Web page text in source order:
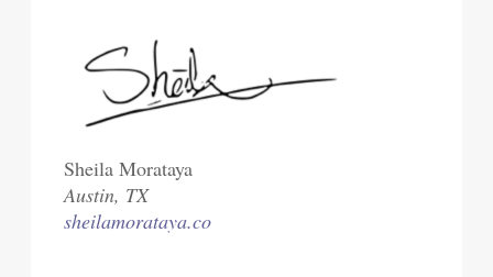
Sheila Morataya
Austin, TX
sheilamorataya.co